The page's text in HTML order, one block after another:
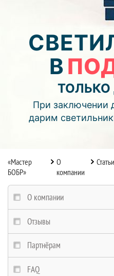
До конца акции:
04 01
дней часов
Подробнее об
Монтаж
с фотопечатью и
В
ТОЛЬКО
При заключении
дарим
«Мастер
БОБР»
О
компании
Статьи
О компании
Отзывы
Партнёрам
FAQ